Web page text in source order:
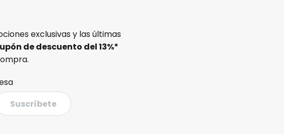
exclusivas y las últimas
de descuento del13%*
Suscríbete